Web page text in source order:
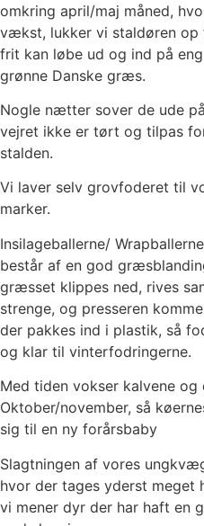
omkring april/maj måned,
vækst, lukker vi staldøren op
frit kan løbe ud og ind på
grønne Danske græs.
Nogle nætter sover de ude
vejret ikke er tørt og tilpas
stalden.
Vi laver selv grovfoderet til
marker.
Insilageballerne/
består af en god
græsset klippes ned, rives
strenge, og presseren
der pakkes ind i plastik, så
og klar til vinterfodringerne.
Med tiden vokser kalvene
Oktober/november, så
sig til en ny forårsbaby
Slagtningen af vores
hvor der tages yderst
vi mener dyr der har haft en